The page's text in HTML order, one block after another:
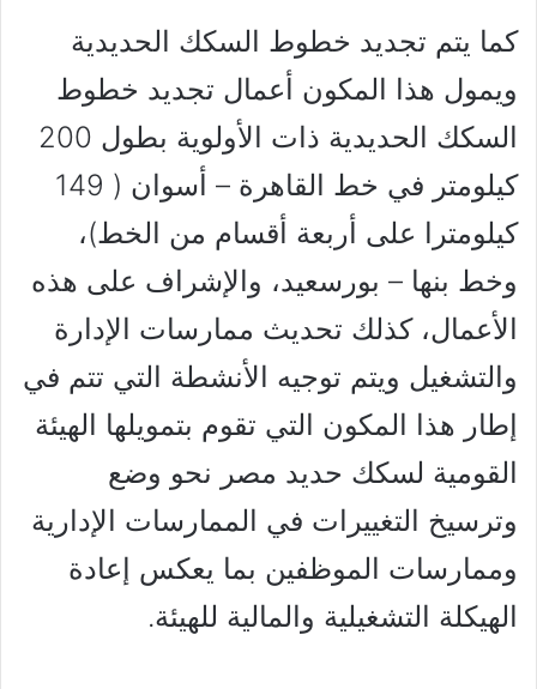
كما يتم تجديد خطوط السكك الحديدية
ويمول هذا المكون أعمال تجديد خطوط
السكك الحديدية ذات الأولوية بطول 200
كيلومتر في خط القاهرة – أسوان ( 149
كيلومترا على أربعة أقسام من الخط)،
وخط بنها – بورسعيد، والإشراف على هذه
الأعمال، كذلك تحديث ممارسات الإدارة
والتشغيل ويتم توجيه الأنشطة التي تتم في
إطار هذا المكون التي تقوم بتمويلها الهيئة
القومية لسكك حديد مصر نحو وضع
وترسيخ التغييرات في الممارسات الإدارية
وممارسات الموظفين بما يعكس إعادة
الهيكلة التشغيلية والمالية للهيئة.